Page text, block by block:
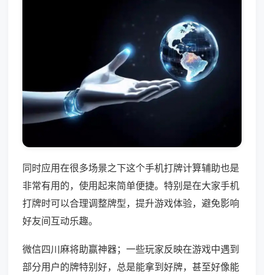
同时应用在很多场景之下这个手机打牌计算辅助也是
非常有用的，使用起来简单便捷。特别是在大家手机
打牌时可以合理调整牌型，提升游戏体验，避免影响
好友间互动乐趣。
微信四川麻将助赢神器；一些玩家反映在游戏中遇到
部分用户的牌特别好，总是能拿到好牌，甚至好像能